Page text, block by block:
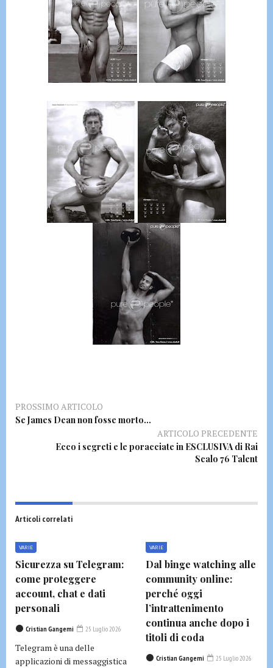
PROSSIMO ARTICOLO
Se James Dean non fosse morto…
ARTICOLO PRECEDENTE
Ecco i segreti e le poracciate in ESCLUSIVA di Rai
Scalo 76 Talent
Articoli correlati
VARIE
Sicurezza su Telegram:
come proteggere
account, chat e dati
personali
Cristian Gangemi 25 Luglio 2026
Telegram è una delle
applicazioni di messaggistica
VARIE
Dal binge watching alle
community online:
perché oggi
l’intrattenimento
continua anche dopo i
titoli di coda
Cristian Gangemi 25 Luglio 2026